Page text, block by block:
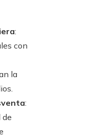
:
con
la
:
de